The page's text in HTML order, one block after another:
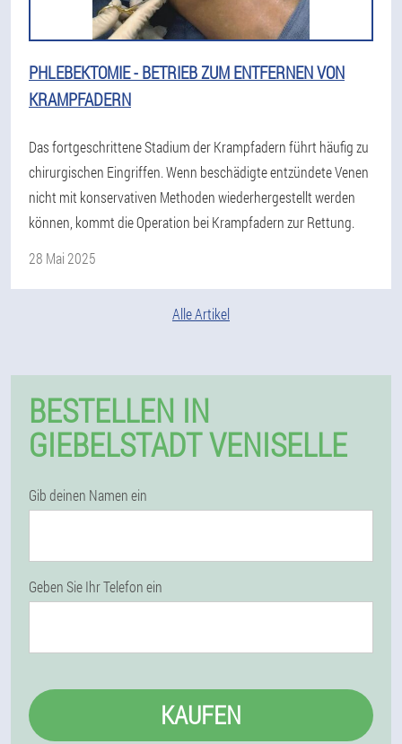
PHLEBEKTOMIE - BETRIEB ZUM ENTFERNEN VON
KRAMPFADERN
Das fortgeschrittene Stadium der Krampfadern führt häufig zu
chirurgischen Eingriffen. Wenn beschädigte entzündete Venen
nicht mit konservativen Methoden wiederhergestellt werden
können, kommt die Operation bei Krampfadern zur Rettung.
28 Mai 2025
Alle Artikel
BESTELLEN IN
GIEBELSTADT VENISELLE
Gib deinen Namen ein
Geben Sie Ihr Telefon ein
KAUFEN